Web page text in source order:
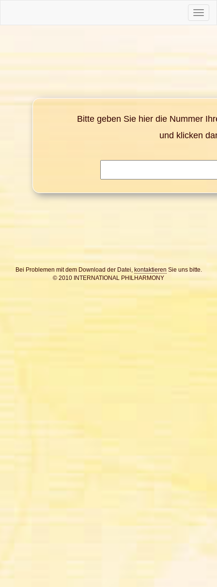
Toggle
Bitte geben Sie hier die Nummer
und klicken
Bei Problemen mit dem Download der Datei, kontaktieren Sie uns bitte.
© 2010 INTERNATIONAL PHILHARMONY